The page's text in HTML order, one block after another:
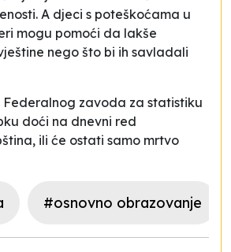
A djeci s poteškoćama u
mogu pomoći da lakše
nego što bi ih savladali
Federalnog zavoda za statistiku
doći na dnevni red
ili će ostati samo mrtvo
#osnovno obrazovanje